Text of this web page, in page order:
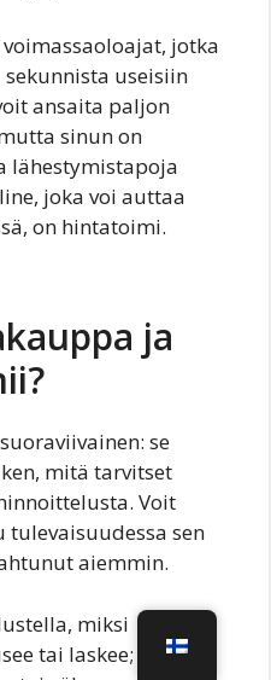
jotka
useisiin
ansaita paljon
sinun on
lähestymistapoja
joka voi auttaa
on hintatoimi.
ja
se
mitä tarvitset
Voit
sen
aiemmin.
miksi
tai laskee; sen